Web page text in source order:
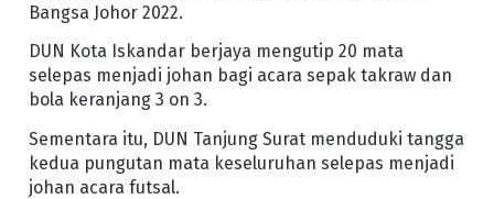
Bangsa Johor 2022.
DUN Kota Iskandar berjaya mengutip 20 mata
selepas menjadi johan bagi acara sepak takraw dan
bola keranjang 3 on 3.
Sementara itu, DUN Tanjung Surat menduduki tangga
kedua pungutan mata keseluruhan selepas menjadi
johan acara futsal.